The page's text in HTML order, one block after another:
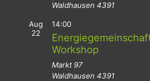
Waldhausen 4391
Aug
22
14:00
Workshop
Markt 97
Waldhausen 4391